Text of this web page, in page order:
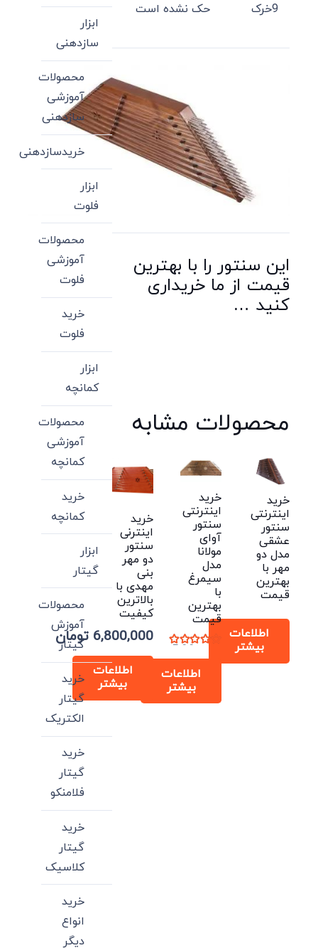
9خرک
حک نشده است
این سنتور را با بهترین
قیمت از ما خریداری
کنید …
محصولات مشابه
خرید
اینترنتی
سنتور
عشقی
مدل دو
مهر با
بهترین
قیمت
اطلاعات
بیشتر
خرید
اینترنتی
سنتور
آوای
مولانا
مدل
سیمرغ
با
بهترین
قیمت
5.00
اطلاعات
بیشتر
خرید
اینترنی
سنتور
دو مهر
بنی
مهدی با
بالاترین
کیفیت
6,800,000 تومان
اطلاعات
بیشتر
ابزار
سازدهنی
محصولات
آموزشی
سازدهنی
خریدسازدهنی
ابزار
فلوت
محصولات
آموزشی
فلوت
خرید
فلوت
ابزار
کمانچه
محصولات
آموزشی
کمانچه
خرید
کمانچه
ابزار
گیتار
محصولات
آموزش
گیتار
خرید
گیتار
الکتریک
خرید
گیتار
فلامنکو
خرید
گیتار
کلاسیک
خرید
انواع
دیگر